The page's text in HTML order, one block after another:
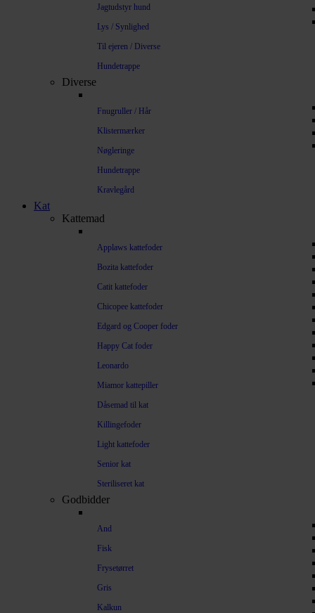
Jagtudstyr hund
Lys / Synlighed
Til ejeren / Diverse
Hundetrappe
Diverse
Fnugruller / Hår
Klistermærker
Nøgleringe
Hundetrappe
Kravlegård
Kat
Kattemad
Applaws kattefoder
Bozita kattefoder
Catit kattefoder
Chicopee kattefoder
Edgard og Cooper foder
Happy Cat foder
Leonardo
Miamor kattepiller
Dåsemad til kat
Killingefoder
Light kattefoder
Senior kat
Steriliseret kat
Godbidder
And
Fisk
Frysetørret
Gris
Kalkun